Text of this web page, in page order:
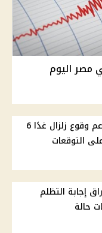
مصر اليوم
البحوث الفلكية تحسم مزاعم وقوع زلزال غدًا 6
التوقعات
أوراق إجابة التظلم
حالة